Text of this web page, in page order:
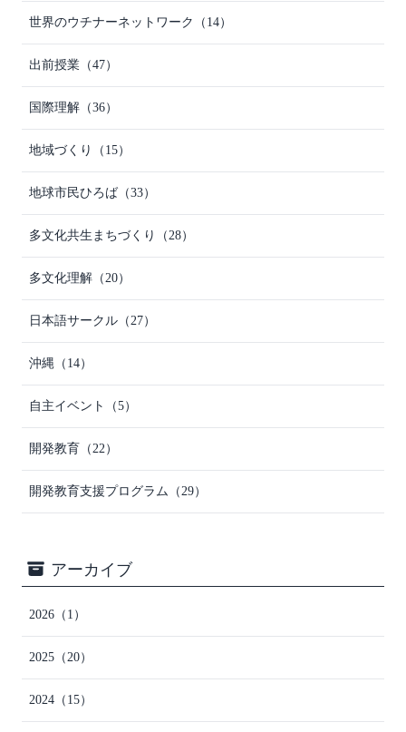
世界のウチナーネットワーク （14）
出前授業 （47）
国際理解 （36）
地域づくり （15）
地球市民ひろば （33）
多文化共生まちづくり （28）
多文化理解 （20）
日本語サークル （27）
沖縄 （14）
自主イベント （5）
開発教育 （22）
開発教育支援プログラム （29）
アーカイブ
2026 （1）
2025 （20）
2024 （15）